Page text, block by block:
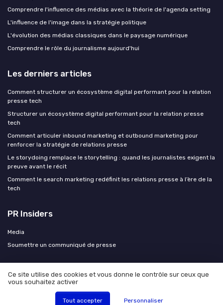
Comprendre l'influence des médias avec la théorie de l'agenda setting
L'influence de l'image dans la stratégie politique
L'évolution des médias classiques dans le paysage numérique
Comprendre le rôle du journalisme aujourd'hui
Les derniers articles
Comment structurer un écosystème digital performant pour la relation
presse tech
Structurer un écosystème digital performant pour la relation presse
tech
Comment articuler inbound marketing et outbound marketing pour
renforcer la stratégie de relations presse
Le storydoing remplace le storytelling : quand les journalistes exigent la
preuve avant le récit
Comment le search marketing redéfinit les relations presse à l’ère de la
tech
PR Insiders
Media
Soumettre un communiqué de presse
Mentions légales
© PR Insiders 2026
Ce site utilise des cookies et vous donne le contrôle sur ceux que
vous souhaitez activer
Tout accepter Personnaliser